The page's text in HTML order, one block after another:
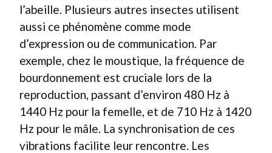
l’abeille. Plusieurs autres insectes utilisent
aussi ce phénomène comme mode
d’expression ou de communication. Par
exemple, chez le moustique, la fréquence de
bourdonnement est cruciale lors de la
reproduction, passant d’environ 480 Hz à
1440 Hz pour la femelle, et de 710 Hz à 1420
Hz pour le mâle. La synchronisation de ces
vibrations facilite leur rencontre. Les